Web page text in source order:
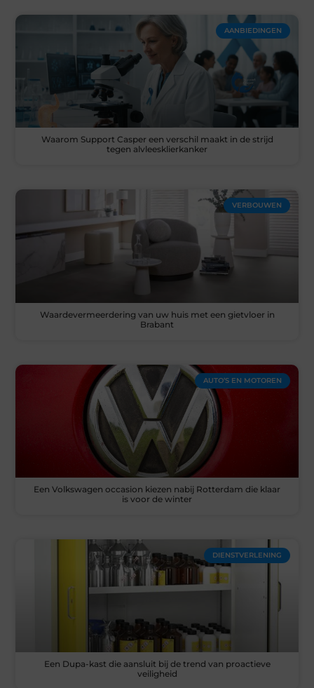
AANBIEDINGEN
Waarom Support Casper een verschil maakt in de strijd
tegen alvleesklierkanker
VERBOUWEN
Waardevermeerdering van uw huis met een gietvloer in
Brabant
AUTO’S EN MOTOREN
Een Volkswagen occasion kiezen nabij Rotterdam die klaar
is voor de winter
DIENSTVERLENING
Een Dupa-kast die aansluit bij de trend van proactieve
veiligheid